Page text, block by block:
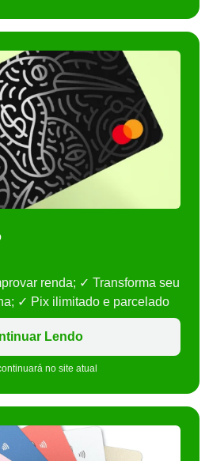
renda; ✓ Transforma seu
✓ Pix ilimitado e parcelado
Lendo
no site atual